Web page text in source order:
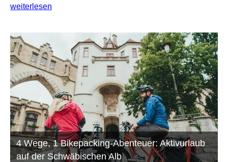
weiterlesen
4 Wege, 1 Bikepacking-Abenteuer: Aktivurlaub
auf der Schwäbischen Alb